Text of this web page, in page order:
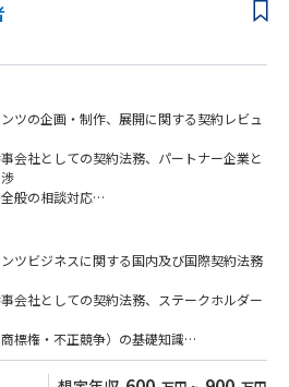
めるためのコミュニケーション力
1人でクロージングできる方
直な方)
ツの企画・制作、展開に関する契約レビュ
会社としての契約法務、パートナー企業と
般の相談対応
用に関する業務（弁護士・弁理士との折衝
ツビジネスに関する国内及び国際契約法務
会社としての契約法務、ステークホルダー
標権・不正競争）の基礎知識
、経験、実務レベルの英語力がある方（英
の語学力がある方は尚可）